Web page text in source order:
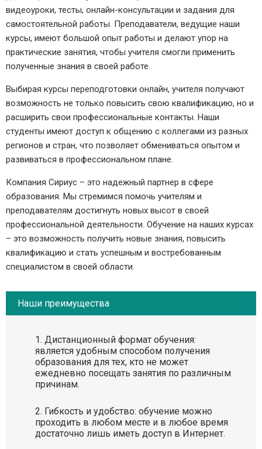
видеоуроки, тесты, онлайн-консультации и задания для
самостоятельной работы. Преподаватели, ведущие наши
курсы, имеют большой опыт работы и делают упор на
практические занятия, чтобы учителя смогли применить
полученные знания в своей работе.
Выбирая курсы переподготовки онлайн, учителя получают
возможность не только повысить свою квалификацию, но и
расширить свои профессиональные контакты. Наши
студенты имеют доступ к общению с коллегами из разных
регионов и стран, что позволяет обмениваться опытом и
развиваться в профессиональном плане.
Компания Сириус – это надежный партнер в сфере
образования. Мы стремимся помочь учителям и
преподавателям достигнуть новых высот в своей
профессиональной деятельности. Обучение на наших курсах
– это возможность получить новые знания, повысить
квалификацию и стать успешным и востребованным
специалистом в своей области.
Наши преимущества
Дистанционный формат обучения:
является удобным способом получения
образования для тех, кто не может
ежедневно посещать занятия по различным
причинам.
Гибкость и удобство: обучение можно
проходить в любом месте и в любое время
достаточно лишь иметь доступ в Интернет.